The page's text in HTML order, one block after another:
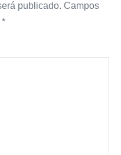
publicado. Campos
*